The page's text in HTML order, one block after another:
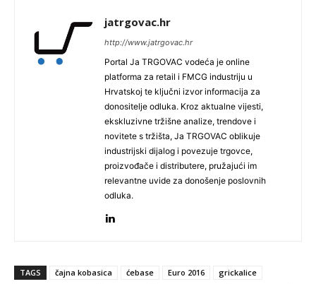
jatrgovac.hr
http://www.jatrgovac.hr
Portal Ja TRGOVAC vodeća je online
platforma za retail i FMCG industriju u
Hrvatskoj te ključni izvor informacija za
donositelje odluka. Kroz aktualne vijesti,
ekskluzivne tržišne analize, trendove i
novitete s tržišta, Ja TRGOVAC oblikuje
industrijski dijalog i povezuje trgovce,
proizvođače i distributere, pružajući im
relevantne uvide za donošenje poslovnih
odluka.
TAGS čajna kobasica ćebase Euro 2016
grickalice